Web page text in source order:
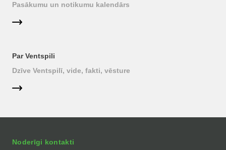
Pasākumu un notikumu kalendārs
Par Ventspili
Dzīve Ventspilī, vide, fakti, vēsture
Noderīgi kontakti